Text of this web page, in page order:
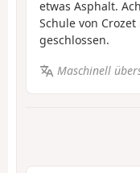
etwas Asphalt.
Schule von
geschlossen.
Maschinell